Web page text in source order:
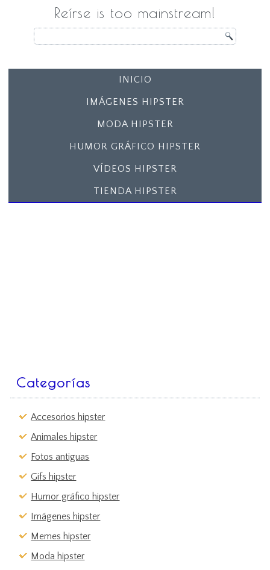
Reírse is too mainstream!
INICIO
IMÁGENES HIPSTER
MODA HIPSTER
HUMOR GRÁFICO HIPSTER
VÍDEOS HIPSTER
TIENDA HIPSTER
Categorías
Accesorios hipster
Animales hipster
Fotos antiguas
Gifs hipster
Humor gráfico hipster
Imágenes hipster
Memes hipster
Moda hipster